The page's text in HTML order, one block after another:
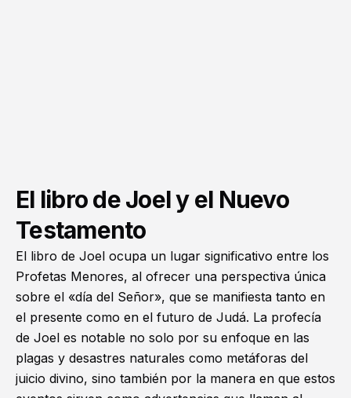
El libro de Joel y el Nuevo
Testamento
El libro de Joel ocupa un lugar significativo entre los
Profetas Menores, al ofrecer una perspectiva única
sobre el «día del Señor», que se manifiesta tanto en
el presente como en el futuro de Judá. La profecía
de Joel es notable no solo por su enfoque en las
plagas y desastres naturales como metáforas del
juicio divino, sino también por la manera en que estos